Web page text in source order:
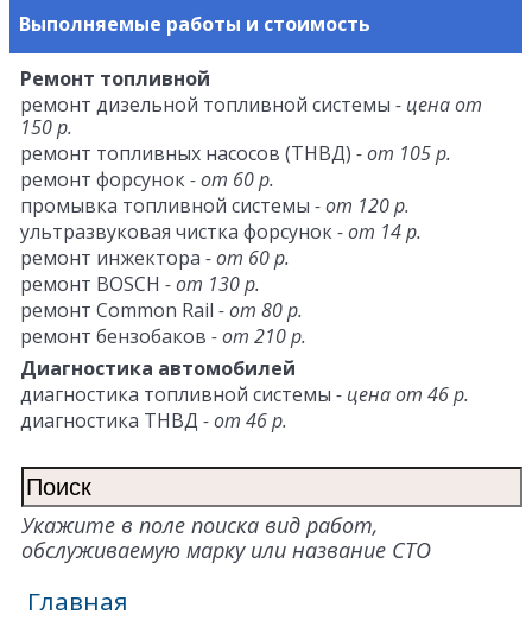
Выполняемые работы и стоимость
Ремонт топливной
ремонт дизельной топливной системы - цена от
150 р.
ремонт топливных насосов (ТНВД) - от 105 р.
ремонт форсунок- от 60 р.
промывка топливной системы - от 120 р.
ультразвуковая чистка форсунок- от 14 р.
ремонт инжектора - от 60 р.
ремонт BOSCH - от 130 р.
ремонт Common Rail - от 80 р.
ремонт бензобаков - от 210 р.
Диагностика автомобилей
диагностика топливной системы - цена от 46 р.
диагностика ТНВД - от 46 р.
Укажите в поле поиска вид работ,
обслуживаемую марку или название СТО
Главная